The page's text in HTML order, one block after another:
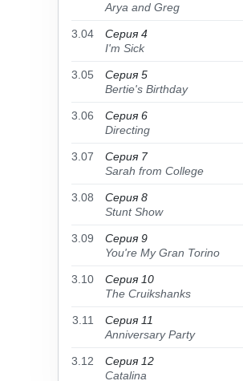
Arya and Greg
3.04
Серия 4
I'm Sick
3.05
Серия 5
Bertie's Birthday
3.06
Серия 6
Directing
3.07
Серия 7
Sarah from College
3.08
Серия 8
Stunt Show
3.09
Серия 9
You're My Gran Torino
3.10
Серия 10
The Cruikshanks
3.11
Серия 11
Anniversary Party
3.12
Серия 12
Catalina